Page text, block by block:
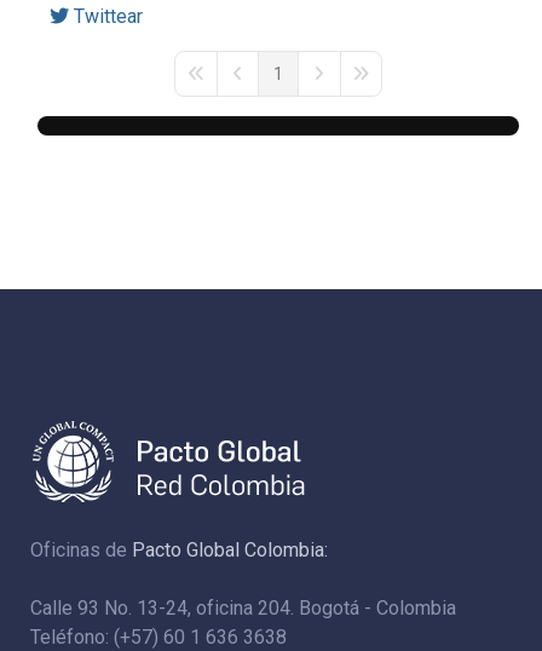
Twittear
First PagePrevious Page
1
Next PageLast Page
Oficinas de Pacto Global Colombia:
Calle 93 No. 13-24, oficina 204. Bogotá - Colombia
Teléfono: (+57) 60 1 636 3638